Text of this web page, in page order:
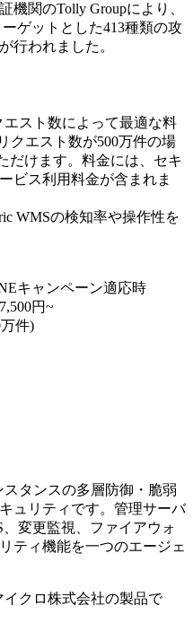
機関のTolly Groupにより、
ーゲットとした413種類の攻
行われました。
エスト数によって最適な料
クエスト数が500万件の場
だけます。料金には、セキ
ビス利用料金が含まれま
WMSの検知率や操作性を
キャンペーン適応時
円~
件)
スタンスの多層防御・脆弱
ュリティです。管理サーバ
変更監視、ファイアウォ
ティ機能を一つのエージェ
イクロ株式会社の製品で